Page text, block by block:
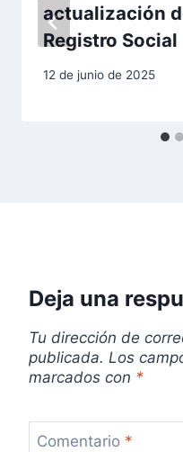
actualización
Registro Social
12 de junio de 2025
Deja una
Tu dirección de
publicada. Los
marcados con *
Comentario *